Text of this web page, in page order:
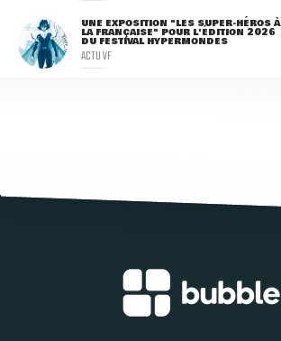
UNE EXPOSITION "LES SUPER-HÉROS À
LA FRANÇAISE" POUR L'ÉDITION 2026
DU FESTIVAL HYPERMONDES
ACTU VF